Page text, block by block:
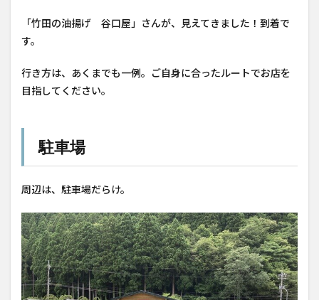
「竹田の油揚げ 谷口屋」さんが、見えてきました！到着で
す。
行き方は、あくまでも一例。ご自身に合ったルートでお店を
目指してください。
駐車場
周辺は、駐車場だらけ。